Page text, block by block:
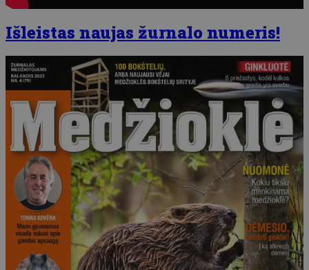
Išleistas naujas žurnalo numeris!